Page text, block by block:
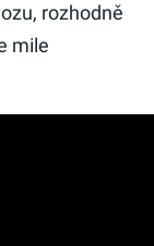
rozhodně
mile